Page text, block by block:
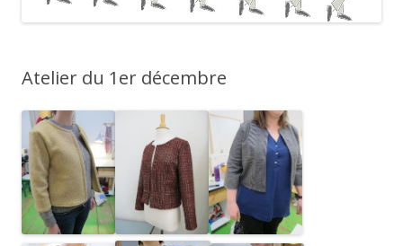
Atelier du 1er décembre